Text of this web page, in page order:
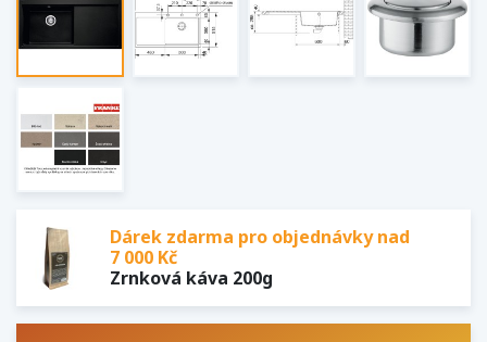
Dárek zdarma pro objednávky nad
7 000 Kč
Zrnková káva 200g